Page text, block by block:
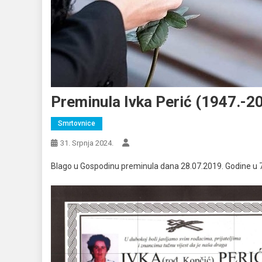
Preminula Ivka Perić (1947.-
Smrtovnice
31. Srpnja 2024.
Blago u Gospodinu preminula dana 28.07.2019. Godine u